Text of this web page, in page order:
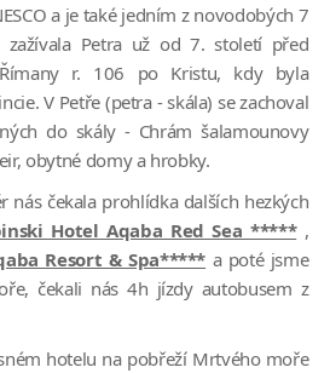
a je také jedním z novodobých 7
zažívala Petra už od 7. století před
r. 106 po Kristu, kdy byla
V Petře (petra - skála) se zachoval
do skály - Chrám šalamounovy
obytné domy a hrobky.
nás čekala prohlídka dalších hezkých
Hotel Aqaba Red Sea ***** ,
Resort & Spa***** a poté jsme
čekali nás 4h jízdy autobusem z
hotelu na pobřeží Mrtvého moře